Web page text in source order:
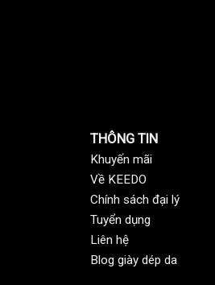
THÔNG TIN
Khuyến mãi
Về KEEDO
Chính sách đại lý
Tuyển dụng
Liên hệ
Blog giày dép da